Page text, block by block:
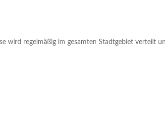
wird regelmäßig im gesamten Stadtgebiet verteilt